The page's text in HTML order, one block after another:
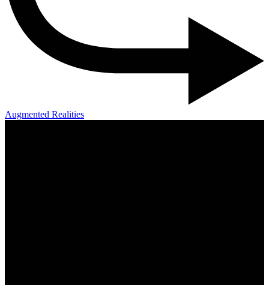
Augmented Realities